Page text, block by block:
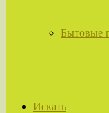
Бытовые
Искать